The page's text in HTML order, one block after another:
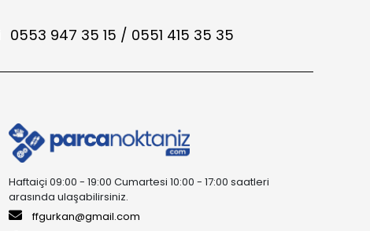
0553 947 35 15 / 0551 415 35 35
Haftaiçi 09:00 - 19:00 Cumartesi 10:00 - 17:00 saatleri
arasında ulaşabilirsiniz.
ffgurkan@gmail.com